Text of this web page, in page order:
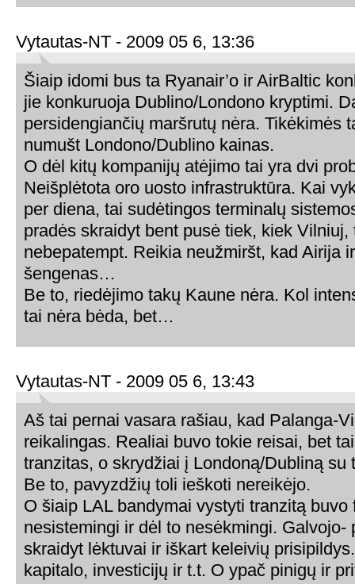
Vytautas-NT - 2009 05 6, 13:36
Šiaip idomi bus ta Ryanair’o ir AirBaltic
jie konkuruoja Dublino/Londono kryptimi.
persidengiančių maršrutų nėra. Tikėkimės
numušt Londono/Dublino kainas.
O dėl kitų kompanijų atėjimo tai yra dvi
Neišplėtota oro uosto infrastruktūra. Kai
per diena, tai sudėtingos terminalų
pradės skraidyt bent pusė tiek, kiek Vilniuj,
nebepatempt. Reikia neužmiršt, kad Airija
šengenas…
Be to, riedėjimo takų Kaune nėra. Kol
tai nėra bėda, bet…
Vytautas-NT - 2009 05 6, 13:43
Aš tai pernai vasara rašiau, kad Palanga-
reikalingas. Realiai buvo tokie reisai, bet
tranzitas, o skrydžiai į Londoną/Dubliną
Be to, pavyzdžių toli ieškoti nereikėjo.
O šiaip LAL bandymai vystyti tranzitą buvo
nesistemingi ir dėl to nesėkmingi. Galvojo-
skraidyt lėktuvai ir iškart keleivių
kapitalo, investicijų ir t.t. O ypač pinigų ir